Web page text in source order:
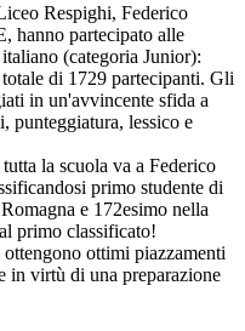
Respighi, Federico
hanno partecipato alle
(categoria Junior):
di 1729 partecipanti. Gli
in un'avvincente sfida a
punteggiatura, lessico e
la scuola va a Federico
primo studente di
e 172esimo nella
primo classificato!
ottimi piazzamenti
in virtù di una preparazione